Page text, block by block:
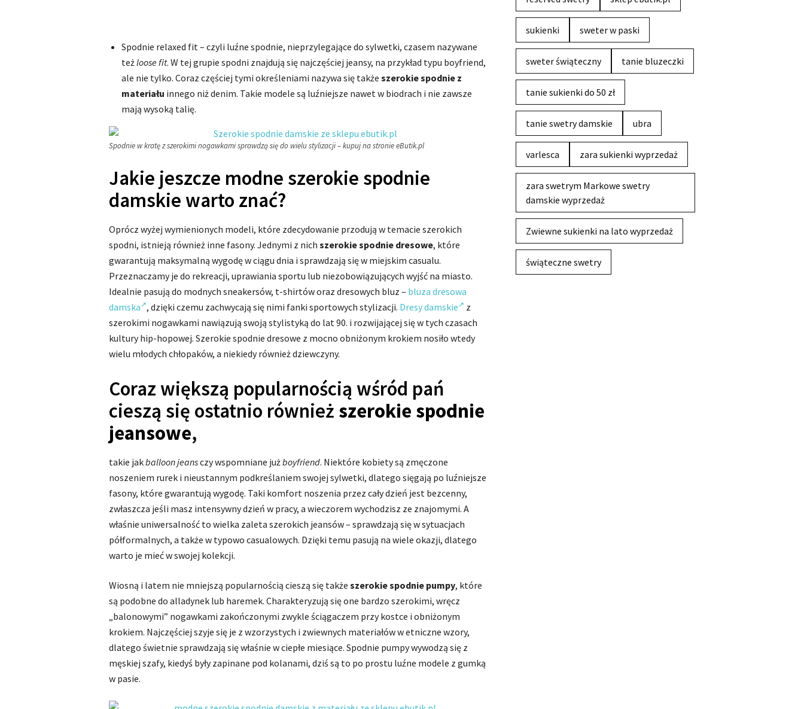
Spodnie relaxed fit – czyli luźne spodnie, nieprzylegające do sylwetki, czasem nazywane
teżloose fit. W tej grupie spodni znajdują się najczęściej jeansy, na przykład typu boyfriend,
ale nie tylko. Coraz częściej tymi określeniami nazywa się także szerokie spodnie z
materiału innego niż denim. Takie modele są luźniejsze nawet w biodrach i nie zawsze
mają wysoką talię.
Spodnie w kratę z szerokimi nogawkami sprawdzą się do wielu stylizacji – kupuj na stronie eButik.pl
Jakie jeszcze modne szerokie spodnie
damskie warto znać?
Oprócz wyżej wymienionych modeli, które zdecydowanie przodują w temacie szerokich
spodni, istnieją również inne fasony. Jednymi z nich szerokie spodnie dresowe, które
gwarantują maksymalną wygodę w ciągu dnia i sprawdzają się w miejskim casualu.
Przeznaczamy je do rekreacji, uprawiania sportu lub niezobowiązujących wyjść na miasto.
Idealnie pasują do modnych sneakersów, t-shirtów oraz dresowych bluz – bluza dresowa
damska , dzięki czemu zachwycają się nimi fanki sportowych stylizacji. Dresy damskie
z
szerokimi nogawkami nawiązują swoją stylistyką do lat 90. i rozwijającej się w tych czasach
kultury hip-hopowej. Szerokie spodnie dresowe z mocno obniżonym krokiem nosiło wtedy
wielu młodych chłopaków, a niekiedy również dziewczyny.
Coraz większą popularnością wśród pań
cieszą się ostatnio również szerokie spodnie
jeansowe,
takie jakballoon jeansczy wspomniane jużboyfriend. Niektóre kobiety są zmęczone
noszeniem rurek i nieustannym podkreślaniem swojej sylwetki, dlatego sięgają po luźniejsze
fasony, które gwarantują wygodę. Taki komfort noszenia przez cały dzień jest bezcenny,
zwłaszcza jeśli masz intensywny dzień w pracy, a wieczorem wychodzisz ze znajomymi. A
właśnie uniwersalność to wielka zaleta szerokich jeansów – sprawdzają się w sytuacjach
półformalnych, a także w typowo casualowych. Dzięki temu pasują na wiele okazji, dlatego
warto je mieć w swojej kolekcji.
Wiosną i latem nie mniejszą popularnością cieszą się także szerokie spodnie pumpy, które
są podobne do alladynek lub haremek. Charakteryzują się one bardzo szerokimi, wręcz
„balonowymi” nogawkami zakończonymi zwykle ściągaczem przy kostce i obniżonym
krokiem. Najczęściej szyje się je z wzorzystych i zwiewnych materiałów w etniczne wzory,
dlatego świetnie sprawdzają się właśnie w ciepłe miesiące. Spodnie pumpy wywodzą się z
męskiej szafy, kiedyś były zapinane pod kolanami, dziś są to po prostu luźne modele z gumką
w pasie.
sukienki sweter w paski
sweter świąteczny tanie bluzeczki
tanie sukienki do 50 zł
tanie swetry damskie ubra
varlesca zara sukienki wyprzedaż
zara swetrym Markowe swetry
damskie wyprzedaż
Zwiewne sukienki na lato wyprzedaż
świąteczne swetry